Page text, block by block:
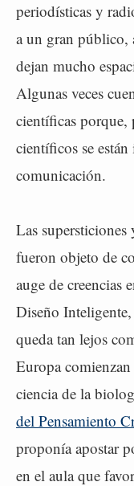
periodísticas y
a un gran público,
dejan mucho
Algunas veces
científicas
científicos se
comunicación.
Las supersticiones
fueron objeto de
auge de creencias
Diseño
queda tan lejos
Europa comienzan
ciencia de la
del Pensamiento
proponía apostar
en el aula que